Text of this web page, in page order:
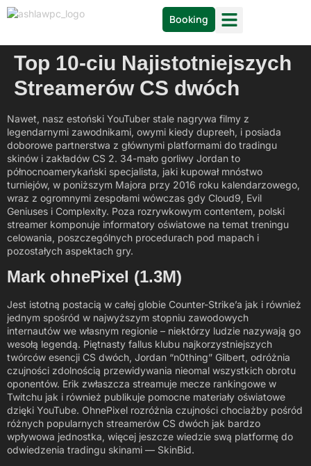
Booking
Top 10-ciu Najistotniejszych
Streamerów CS dwóch
Nawet, nasz estoński YouTuber stale nagrywa filmy z
legendarnymi zawodnikami, owymi kiedy dupreeh, i posiada
doborowe partnerstwa z głównymi platformami do tradingu
skinów i zakładów CS 2. 34-mało gorliwy Jordan to
północnoamerykański specjalista, jaki kupował mnóstwo
turniejów, w poniższym Majora przy 2016 roku kalendarzowego,
wraz z ogromnymi zespołami wówczas gdy Cloud9, Evil
Geniuses i Complexity. Poza rozrywkowym contentem, polski
streamer komponuje informatory oświatowe na temat treningu
celowania, poszczególnych procedurach pod mapach i
pozostałych aspektach gry.
Mark ohnePixel (1.3M)
Jest istotną postacią w całej globie Counter-Strike’a jak i również
jednym spośród w najwyższym stopniu zawodowych
internautów we własnym regionie – niektórzy ludzie nazywają go
wesołą legendą. Piętnasty fallus klubu najkorzystniejszych
twórców esencji CS dwóch, Jordan “n0thing” Gilbert, odróżnia
czujności zdolnością przewidywania nieomal wszystkich obrotu
oponentów. Erik zwłaszcza streamuje mecze rankingowe w
Twitchu jak i również publikuje pomocne materiały oświatowe
dzięki YouTube. OhnePixel rozróżnia czujności chociażby pośród
różnych popularnych streamerów CS dwóch jak bardzo
wpływowa jednostka, więcej jeszcze wiedzie swą platformę do
odwiedzenia tradingu skinami — SkinBid.